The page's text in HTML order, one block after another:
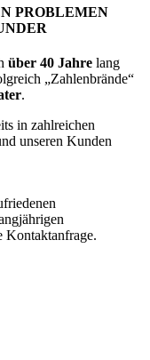
PROBLEMEN
über 40 Jahre lang
„Zahlenbrände“
.
in zahlreichen
unseren Kunden
Kontaktanfrage.